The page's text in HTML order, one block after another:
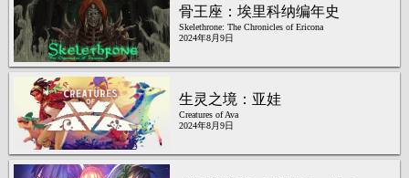
骨王座：埃里科纳编年史
Skelethrone: The Chronicles of Ericona
2024年8月9日
生灵之境：亚娃
Creatures of Ava
2024年8月9日